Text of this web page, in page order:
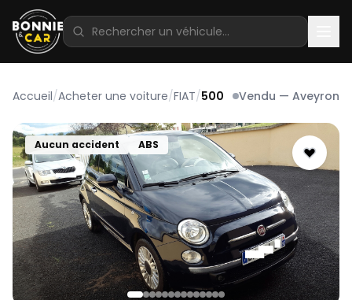
Accueil/Acheter une voiture/FIAT/500 Vendu — Aveyron
Aucun accident ABS